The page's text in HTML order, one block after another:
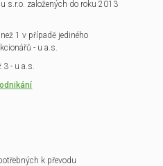
s.r.o. založených do roku 2013
1 v případě jediného
- u a.s.
3 - u a.s.
k převodu